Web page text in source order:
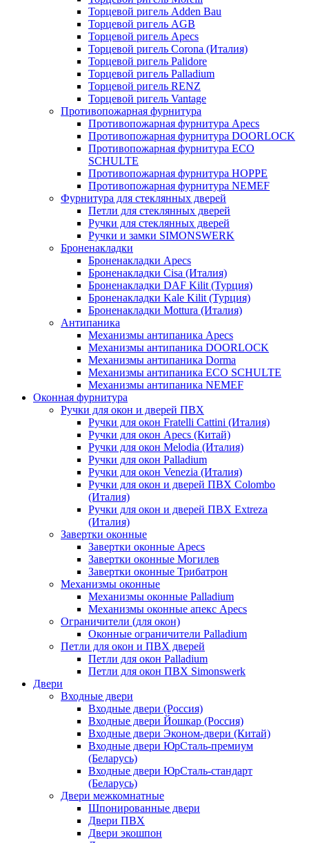
Торцевой ригель Adden Bau
Торцевой ригель AGB
Торцевой ригель Apecs
Торцевой ригель Corona (Италия)
Торцевой ригель Palidore
Торцевой ригель Palladium
Торцевой ригель RENZ
Торцевой ригель Vantage
Противопожарная фурнитура
Противопожарная фурнитура Apecs
Противопожарная фурнитура DOORLOCK
Противопожарная фурнитура ECO
SCHULTE
Противопожарная фурнитура HOPPE
Противопожарная фурнитура NEMEF
Фурнитура для стеклянных дверей
Петли для стеклянных дверей
Ручки для стеклянных дверей
Ручки и замки SIMONSWERK
Броненакладки
Броненакладки Apecs
Броненакладки Cisa (Италия)
Броненакладки DAF Kilit (Турция)
Броненакладки Kale Kilit (Турция)
Броненакладки Mottura (Италия)
Антипаника
Механизмы антипаника Apecs
Механизмы антипаника DOORLOCK
Механизмы антипаника Dorma
Механизмы антипаника ECO SCHULTE
Механизмы антипаника NEMEF
Оконная фурнитура
Ручки для окон и дверей ПВХ
Ручки для окон Fratelli Cattini (Италия)
Ручки для окон Apecs (Китай)
Ручки для окон Melodia (Италия)
Ручки для окон Palladium
Ручки для окон Venezia (Италия)
Ручки для окон и дверей ПВХ Colombo
(Италия)
Ручки для окон и дверей ПВХ Extreza
(Италия)
Завертки оконные
Завертки оконные Apecs
Завертки оконные Могилев
Завертки оконные Трибатрон
Механизмы оконные
Механизмы оконные Palladium
Механизмы оконные апекс Apecs
Ограничители (для окон)
Оконные ограничители Palladium
Петли для окон и ПВХ дверей
Петли для окон Palladium
Петли для окон ПВХ Simonswerk
Двери
Входные двери
Входные двери (Россия)
Входные двери Йошкар (Россия)
Входные двери Эконом-двери (Китай)
Входные двери ЮрСталь-премиум
(Беларусь)
Входные двери ЮрСталь-стандарт
(Беларусь)
Двери межкомнатные
Шпонированные двери
Двери ПВХ
Двери экошпон